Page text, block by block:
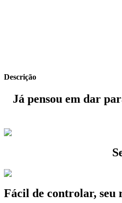
Descrição
Já pensou em dar
Fácil de controlar, seu